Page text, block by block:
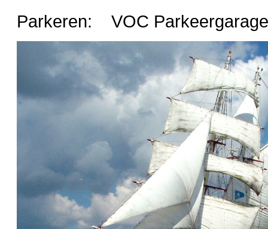
Parkeren: VOC